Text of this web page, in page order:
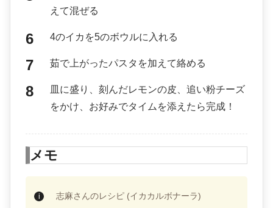
えて混ぜる
4のイカを5のボウルに入れる
茹で上がったパスタを加えて絡める
皿に盛り、刻んだレモンの皮、追い粉チーズ
をかけ、お好みでタイムを添えたら完成！
メモ
志麻さんのレシピ (イカカルボナーラ)